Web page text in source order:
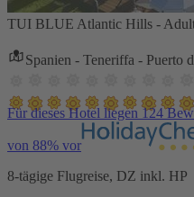
TUI BLUE Atlantic Hills -
Spanien - Teneriffa - Puerto
Für dieses Hotel liegen 124
von 88% vor
8-tägige Flugreise, DZ inkl. HP